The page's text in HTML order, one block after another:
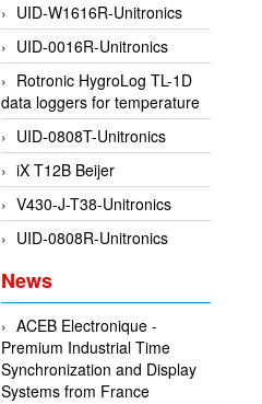
UID-W1616R-Unitronics
UID-0016R-Unitronics
Rotronic HygroLog TL-1D
data loggers for temperature
UID-0808T-Unitronics
iX T12B Beijer
V430-J-T38-Unitronics
UID-0808R-Unitronics
News
ACEB Electronique -
Premium Industrial Time
Synchronization and Display
Systems from France